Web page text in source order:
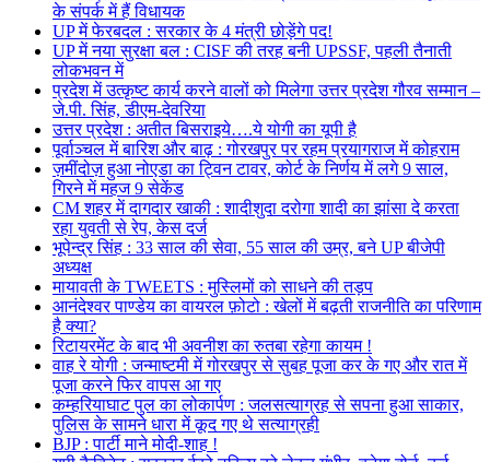
के संपर्क में हैं विधायक
UP में फेरबदल : सरकार के 4 मंत्री छोड़ेंगे पद!
UP में नया सुरक्षा बल : CISF की तरह बनी UPSSF, पहली तैनाती
लोकभवन में
प्रदेश में उत्कृष्ट कार्य करने वालों को मिलेगा उत्तर प्रदेश गौरव सम्मान –
जे.पी. सिंह, डीएम-देवरिया
उत्तर प्रदेश : अतीत बिसराइये….ये योगी का यूपी है
पूर्वाञ्चल में बारिश और बाढ़ : गोरखपुर पर रहम प्रयागराज में कोहराम
ज़मींदोज़ हुआ नोएडा का ट्विन टावर, कोर्ट के निर्णय में लगे 9 साल,
गिरने में महज 9 सेकेंड
CM शहर में दागदार खाकी : शादीशुदा दरोगा शादी का झांसा दे करता
रहा युवती से रेप, केस दर्ज
भूपेन्द्र सिंह : 33 साल की सेवा, 55 साल की उम्र, बने UP बीजेपी
अध्यक्ष
मायावती के TWEETS : मुस्लिमों को साधने की तड़प
आनंदेश्वर पाण्डेय का वायरल फ़ोटो : खेलों में बढ़ती राजनीति का परिणाम
है क्या?
रिटायरमेंट के बाद भी अवनीश का रुतबा रहेगा कायम !
वाह रे योगी : जन्माष्टमी में गोरखपुर से सुबह पूजा कर के गए और रात में
पूजा करने फिर वापस आ गए
कम्हरियाघाट पुल का लोकार्पण : जलसत्याग्रह से सपना हुआ साकार,
पुलिस के सामने धारा में कूद गए थे सत्याग्रही
BJP : पार्टी माने मोदी-शाह !